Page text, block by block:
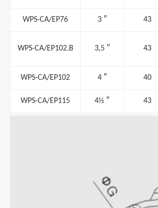
WPS-CA/EP76 3 ″ 43
WPS-CA/EP102.B 3,5 ″ 43
WPS-CA/EP102 4 ″ 40
WPS-CA/EP115 4½ ″ 43